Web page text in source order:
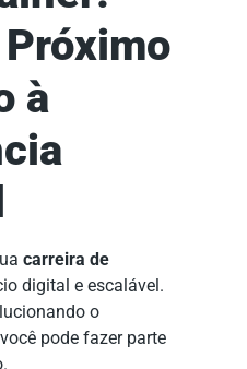
à
carreira de
digital e escalável.
o
pode fazer parte